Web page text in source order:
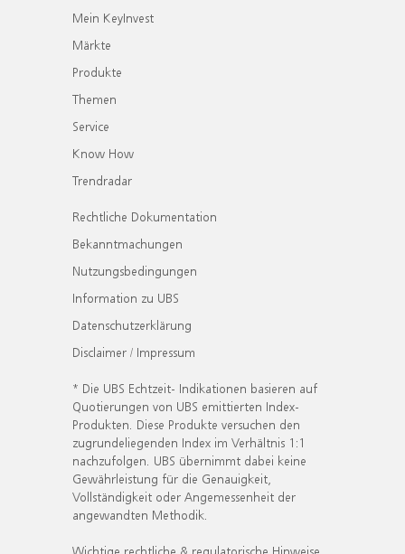
Mein KeyInvest
Märkte
Produkte
Themen
Service
Know How
Trendradar
Rechtliche Dokumentation
Bekanntmachungen
Nutzungsbedingungen
Information zu UBS
Datenschutzerklärung
Disclaimer / Impressum
* Die UBS Echtzeit- Indikationen basieren auf
Quotierungen von UBS emittierten Index-
Produkten. Diese Produkte versuchen den
zugrundeliegenden Index im Verhältnis 1:1
nachzufolgen. UBS übernimmt dabei keine
Gewährleistung für die Genauigkeit,
Vollständigkeit oder Angemessenheit der
angewandten Methodik.